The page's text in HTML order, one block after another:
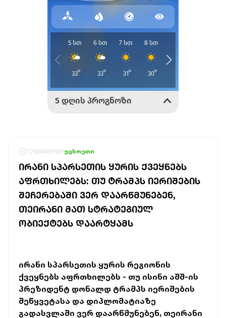
1786049765 უცხოეთი
ᲘᲠᲐᲜᲘ ᲡᲞᲐᲠᲡᲔᲗᲘᲡ ᲧᲣᲠᲘᲡ ᲥᲕᲔᲧᲜᲔᲑᲡ
ᲐᲤᲠᲗᲮᲘᲚᲔᲑᲡ: ᲗᲣ ᲢᲠᲐᲛᲞᲡ ᲘᲔᲠᲘᲨᲔᲑᲘᲡ
ᲨᲔᲩᲔᲠᲔᲑᲐᲨᲘ ᲕᲔᲠ ᲓᲐᲐᲠᲬᲛᲣᲜᲔᲑᲔᲜ,
ᲗᲔᲘᲠᲐᲜᲘ ᲛᲐᲗ ᲡᲢᲠᲐᲢᲔᲒᲘᲣᲚ
ᲝᲑᲘᲔᲥᲢᲔᲑᲡ ᲓᲐᲐᲠᲢᲧᲐᲛᲡ
ირანი სპარსეთის ყურის რეგიონის
ქვეყნებს აფრთხილებს - თუ ისინი აშშ-ის
პრეზიდენტ დონალდ ტრამპს იერიშების
შეწყვეტასა და დიპლომატიაზე
გადასვლაში ვერ დაარწმუნებენ, თეირანი